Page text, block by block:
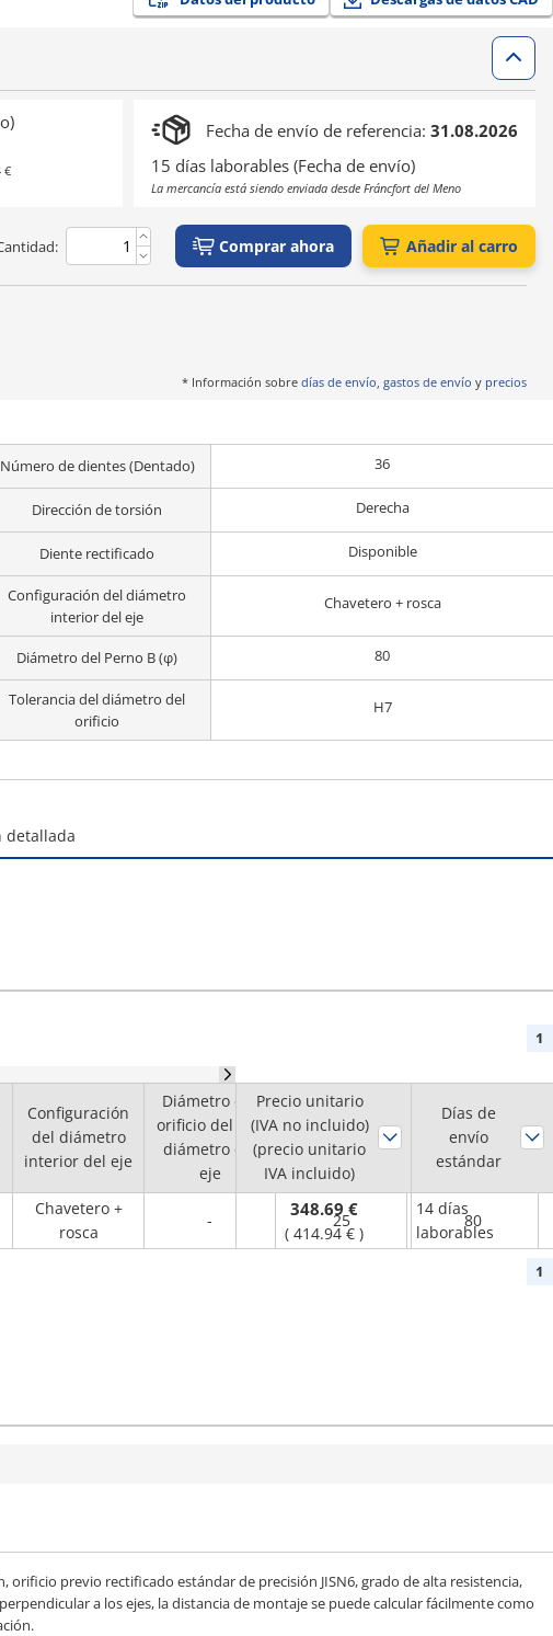
€
Fecha de envío de referencia: 31.08.2026
15 días laborables (Fecha de envío)
La mercancía está siendo enviada desde Fráncfort del Meno
Comprar ahora Añadir al carro
* Información sobre días de envío, gastos de envío y precios
Número de dientes (Dentado) 36
Dirección de torsión Derecha
Diente rectificado Disponible
Configuración del diámetro
interior del eje
Chavetero + rosca
Diámetro del Perno B (φ) 80
Tolerancia del diámetro del
orificio
H7
detallada
1
Configuración
del diámetro
interior del eje
Diámetro del
orificio del eje,
diámetro del
eje
Ancho de cara
(mm)
Diámetro del
Perno B
(φ)
Chavetero +
rosca
- 25 80
Precio unitario
(IVA no incluido)
(precio unitario
IVA incluido)
Días de
envío
estándar
348.69 €
( 414.94 € )
14 días
laborables
1
previo rectificado estándar de precisión JISN6, grado de alta resistencia,
a los ejes, la distancia de montaje se puede calcular fácilmente como